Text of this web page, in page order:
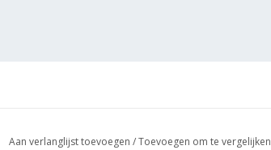
Aan verlanglijst toevoegen /Toevoegen om te vergelijken